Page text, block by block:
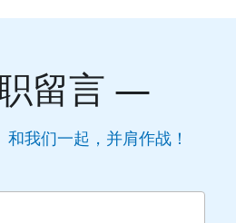
留言 —
我们一起，并肩作战！